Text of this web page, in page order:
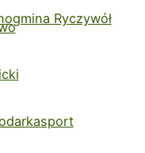
gmina Ryczywół
sport